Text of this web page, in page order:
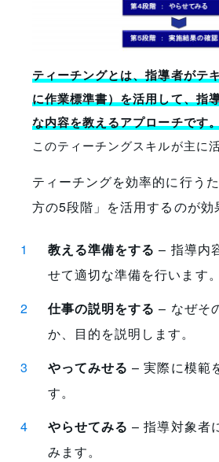
ティーチングとは、指導者がテ
に作業標準書）を活用して、指
な内容を教えるアプローチです
このティーチングスキルが主に
ティーチングを効率的に行う
方の5段階」を活用するのが効
教える準備をする – 指導内
せて適切な準備を行います。
仕事の説明をする – なぜそ
か、目的を説明します。
やってみせる – 実際に模範
す。
やらせてみる – 指導対象者
みます。